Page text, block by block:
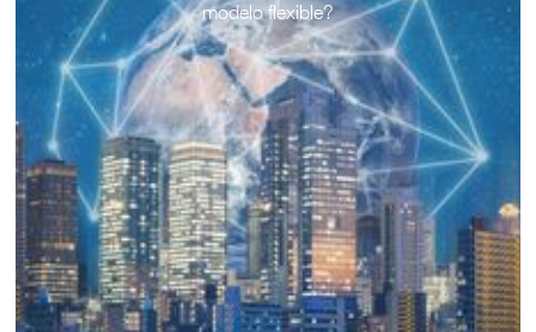
modelo flexible?